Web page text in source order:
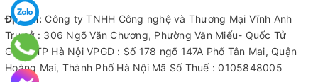
Case materials
Địa chỉ: Công ty TNHH Công nghệ và Thương Mại Vĩnh Anh
Trụ sở : 306 Ngõ Văn Chương, Phường Văn Miếu- Quốc Tử
Giám, TP Hà Nội VPGD : Số 178 ngõ 147A Phố Tân Mai, Quận
Hoàng Mai, Thành Phố Hà Nội Mã Số Thuế : 0105848005